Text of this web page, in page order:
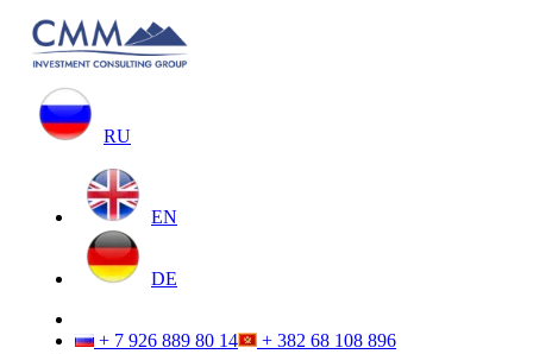
RU
EN
DE
+ 7 926 889 80 14 + 382 68 108 896